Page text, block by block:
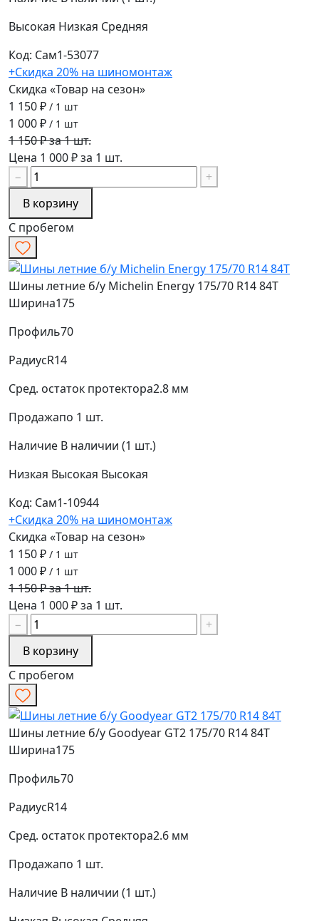
Высокая Низкая Средняя
Код: Сам1-53077
+Скидка 20% на шиномонтаж
Скидка «Товар на сезон»
1 150 ₽ / 1 шт
1 000 ₽ / 1 шт
1 150 ₽ за 1 шт.
Цена 1 000 ₽ за 1 шт.
−
+
В корзину
С пробегом
Шины летние б/у Michelin Energy 175/70 R14 84T
Ширина175
Профиль70
РадиусR14
Сред. остаток протектора2.8 мм
Продажапо 1 шт.
Наличие В наличии (1 шт.)
Низкая Высокая Высокая
Код: Сам1-10944
+Скидка 20% на шиномонтаж
Скидка «Товар на сезон»
1 150 ₽ / 1 шт
1 000 ₽ / 1 шт
1 150 ₽ за 1 шт.
Цена 1 000 ₽ за 1 шт.
−
+
В корзину
С пробегом
Шины летние б/у Goodyear GT2 175/70 R14 84T
Ширина175
Профиль70
РадиусR14
Сред. остаток протектора2.6 мм
Продажапо 1 шт.
Наличие В наличии (1 шт.)